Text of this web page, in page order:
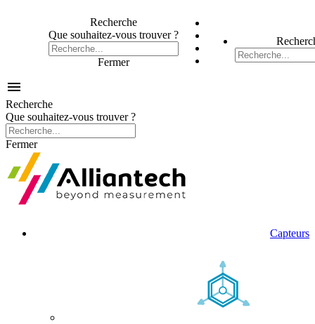
Recherche
Que souhaitez-vous trouver ?
Fermer

Recherche
Que souhaitez-vous trouver ?
Fermer
Capteurs